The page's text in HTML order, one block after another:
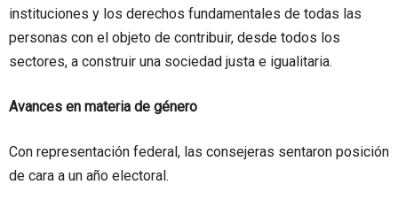
instituciones y los derechos fundamentales de todas las
personas con el objeto de contribuir, desde todos los
sectores, a construir una sociedad justa e igualitaria.
Avances en materia de género
Con representación federal, las consejeras sentaron posición
de cara a un año electoral.